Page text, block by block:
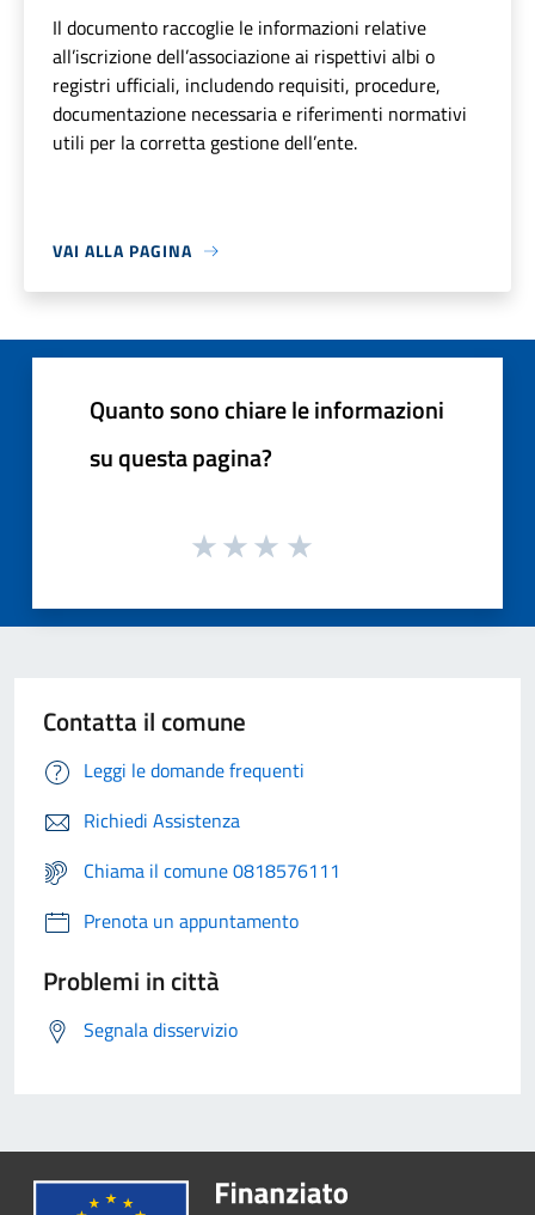
Il documento raccoglie le informazioni relative
all’iscrizione dell’associazione ai rispettivi albi o
registri ufficiali, includendo requisiti, procedure,
documentazione necessaria e riferimenti normativi
utili per la corretta gestione dell’ente.
VAI ALLA PAGINA
Quanto sono chiare le informazioni
su questa pagina?
Contatta il comune
Leggi le domande frequenti
Richiedi Assistenza
Chiama il comune 0818576111
Prenota un appuntamento
Problemi in città
Segnala disservizio